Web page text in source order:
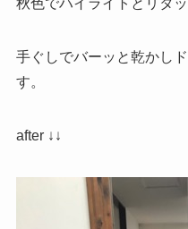
秋色でハイライトとリタ
手ぐしでバーッと乾かし
す。
after ↓↓